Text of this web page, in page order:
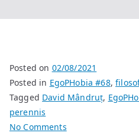
Posted on 02/08/2021
Posted in EgoPHobia #68,
Tagged David Mândruț,
perennis
No Commentson